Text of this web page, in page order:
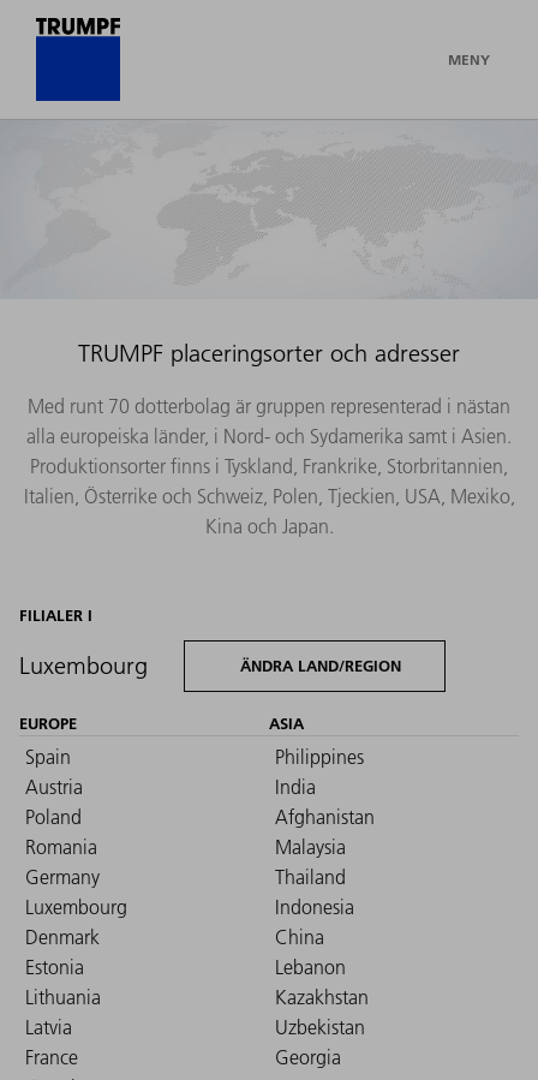
MENY
TRUMPF placeringsorter och adresser
Med runt 70 dotterbolag är gruppen representerad i nästan
alla europeiska länder, i Nord- och Sydamerika samt i Asien.
Produktionsorter finns i Tyskland, Frankrike, Storbritannien,
Italien, Österrike och Schweiz, Polen, Tjeckien, USA, Mexiko,
Kina och Japan.
FILIALER I
Luxembourg ÄNDRA LAND/REGION
EUROPE
Spain
Austria
Poland
Romania
Germany
Luxembourg
Denmark
Estonia
Lithuania
Latvia
France
ASIA
Philippines
India
Afghanistan
Malaysia
Thailand
Indonesia
China
Lebanon
Kazakhstan
Uzbekistan
Georgia